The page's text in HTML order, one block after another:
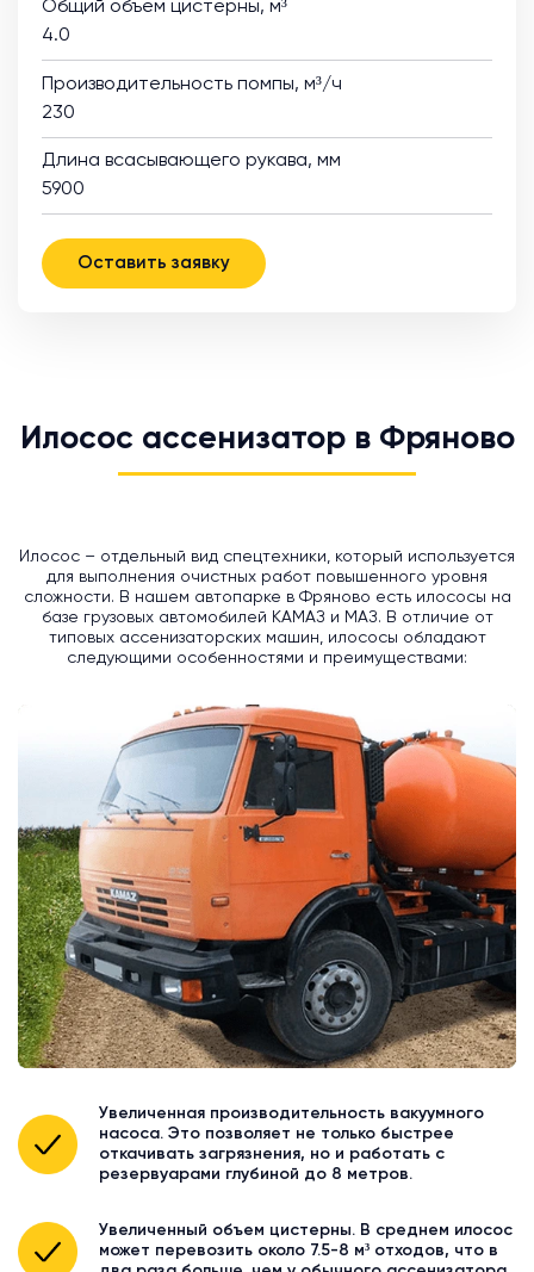
Общий объем цистерны, м³
4.0
Производительность помпы, м³/ч
230
Длина всасывающего рукава, мм
5900
Оставить заявку
Илосос ассенизатор в Фряново
Илосос – отдельный вид спецтехники, который используется
для выполнения очистных работ повышенного уровня
сложности. В нашем автопарке в Фряново есть илососы на
базе грузовых автомобилей КАМАЗ и МАЗ. В отличие от
типовых ассенизаторских машин, илососы обладают
следующими особенностями и преимуществами:
Увеличенная производительность вакуумного
насоса. Это позволяет не только быстрее
откачивать загрязнения, но и работать с
резервуарами глубиной до 8 метров.
Увеличенный объем цистерны. В среднем илосос
может перевозить около 7.5-8 м³ отходов, что в